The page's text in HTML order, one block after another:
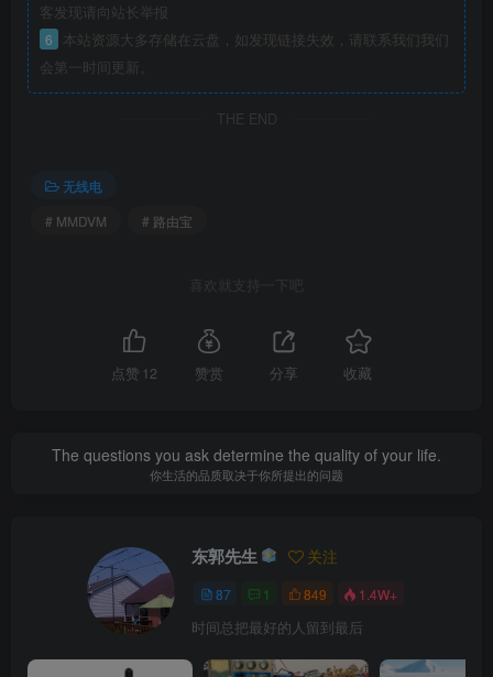
客发现请向站长举报
6
本站资源大多存储在云盘，如发现链接失效，请联系我们我们
会第一时间更新。
THE END
无线电
# MMDVM
# 路由宝
喜欢就支持一下吧
点赞 12 赞赏 分享 收藏
The questions you ask determine the quality of your life.
你生活的品质取决于你所提出的问题
东郭先生 关注
87 1 849 1.4W+
时间总把最好的人留到最后